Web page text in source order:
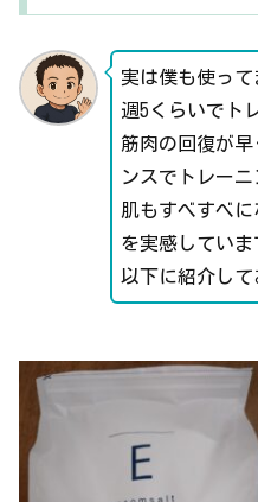
実は僕も使って
週5くらいでト
筋肉の回復が
ンスでトレーニ
肌もすべすべ
を実感していま
以下に紹介して